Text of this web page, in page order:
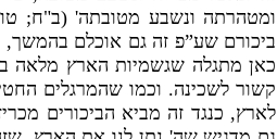
ומטהרתה ונשבע מטובתה' (ב"ח;
ביכורם שע”פ זה גם אוכלם בהמשך,
כאן מתגלה שגשמיות הארץ מלאה
קשור לשכינה. וכמו שהמרגלים
לארץ, כנגד זה מביא הביכורים